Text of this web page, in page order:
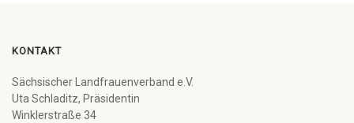
KONTAKT
Sächsischer Landfrauenverband e.V.
Uta Schladitz, Präsidentin
Winklerstraße 34